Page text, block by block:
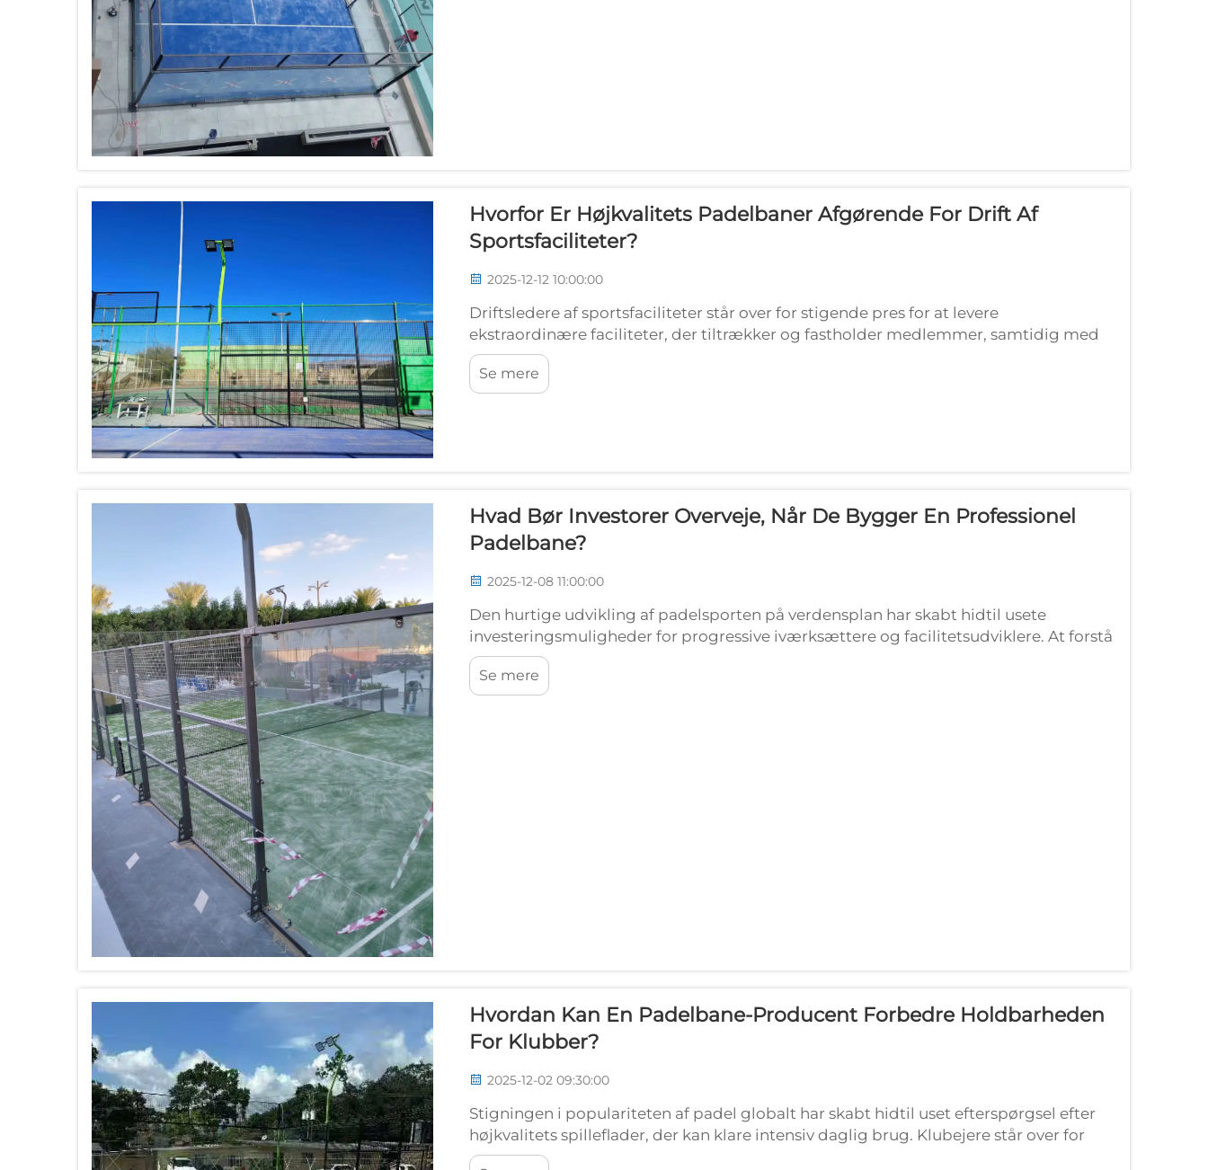
Hvorfor Er Højkvalitets Padelbaner Afgørende For Drift Af
Sportsfaciliteter?
2025-12-12 10:00:00
Driftsledere af sportsfaciliteter står over for stigende pres for at levere
ekstraordinære faciliteter, der tiltrækker og fastholder medlemmer, samtidig med
at de genererer bæredygtige indtægter. Den hurtige vækst i padeltennis har skabt
hidtil usete muligheder for ejere af faciliteter...
Se mere
Hvad Bør Investorer Overveje, Når De Bygger En Professionel
Padelbane?
2025-12-08 11:00:00
Den hurtige udvikling af padelsporten på verdensplan har skabt hidtil usete
investeringsmuligheder for progressive iværksættere og facilitetsudviklere. At forstå
de afgørende faktorer ved opførelsen af en professionel padel ...
Se mere
Hvordan Kan En Padelbane-Producent Forbedre Holdbarheden
For Klubber?
2025-12-02 09:30:00
Stigningen i populariteten af padel globalt har skabt hidtil uset efterspørgsel efter
højkvalitets spilleflader, der kan klare intensiv daglig brug. Klubejere står over for
store udfordringer, når de skal vælge en padelbane, der balancerer den oprindelige